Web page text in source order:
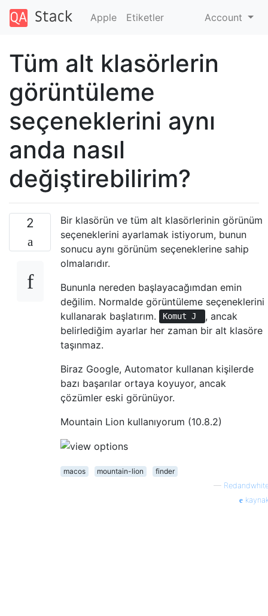
Apple Etiketler Account
Tüm alt klasörlerin
görüntüleme
seçeneklerini aynı
anda nasıl
değiştirebilirim?
2
Bir klasörün ve tüm alt klasörlerinin görünüm
seçeneklerini ayarlamak istiyorum, bunun
sonucu aynı görünüm seçeneklerine sahip
olmalarıdır.
Bununla nereden başlayacağımdan emin
değilim. Normalde görüntüleme seçeneklerini
kullanarak başlatırım.
Komut J
, ancak
belirlediğim ayarlar her zaman bir alt klasöre
taşınmaz.
Biraz Google, Automator kullanan kişilerde
bazı başarılar ortaya koyuyor, ancak
çözümler eski görünüyor.
Mountain Lion kullanıyorum (10.8.2)
macos mountain-lion
finder
—